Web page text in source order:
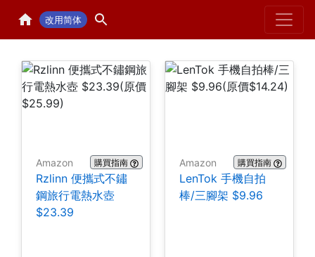
改用简体 Home
Amazon 購買指南
Rzlinn 便攜式不鏽
鋼旅行電熱水壺
$23.39
Amazon 購買指南
LenTok 手機自拍
棒/三腳架 $9.96